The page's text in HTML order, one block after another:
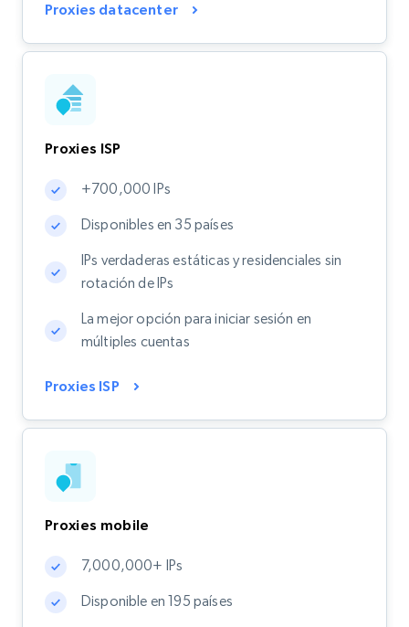
Proxies datacenter
Proxies ISP
+700,000 IPs
Disponibles en 35 países
IPs verdaderas estáticas y residenciales sin
rotación de IPs
La mejor opción para iniciar sesión en
múltiples cuentas
Proxies ISP
Proxies mobile
7,000,000+ IPs
Disponible en 195 países